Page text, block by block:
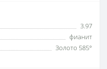
3.97
фианит
Золото 585°